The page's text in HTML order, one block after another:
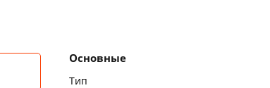
Основные
Тип